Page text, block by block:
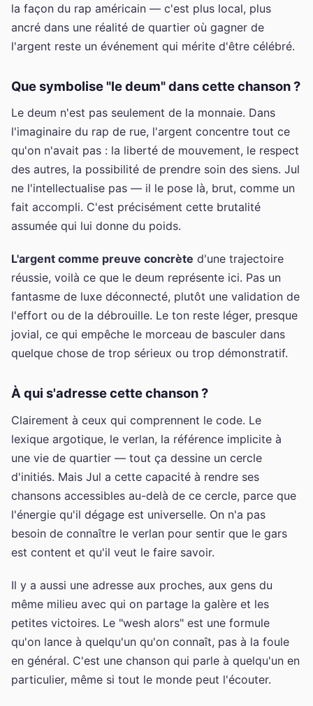
la façon du rap américain — c'est plus local, plus
ancré dans une réalité de quartier où gagner de
l'argent reste un événement qui mérite d'être célébré.
Que symbolise "le deum" dans cette chanson ?
Le deum n'est pas seulement de la monnaie. Dans
l'imaginaire du rap de rue, l'argent concentre tout ce
qu'on n'avait pas : la liberté de mouvement, le respect
des autres, la possibilité de prendre soin des siens. Jul
ne l'intellectualise pas — il le pose là, brut, comme un
fait accompli. C'est précisément cette brutalité
assumée qui lui donne du poids.
L'argent comme preuve concrète d'une trajectoire
réussie, voilà ce que le deum représente ici. Pas un
fantasme de luxe déconnecté, plutôt une validation de
l'effort ou de la débrouille. Le ton reste léger, presque
jovial, ce qui empêche le morceau de basculer dans
quelque chose de trop sérieux ou trop démonstratif.
À qui s'adresse cette chanson ?
Clairement à ceux qui comprennent le code. Le
lexique argotique, le verlan, la référence implicite à
une vie de quartier — tout ça dessine un cercle
d'initiés. Mais Jul a cette capacité à rendre ses
chansons accessibles au-delà de ce cercle, parce que
l'énergie qu'il dégage est universelle. On n'a pas
besoin de connaître le verlan pour sentir que le gars
est content et qu'il veut le faire savoir.
Il y a aussi une adresse aux proches, aux gens du
même milieu avec qui on partage la galère et les
petites victoires. Le "wesh alors" est une formule
qu'on lance à quelqu'un qu'on connaît, pas à la foule
en général. C'est une chanson qui parle à quelqu'un en
particulier, même si tout le monde peut l'écouter.